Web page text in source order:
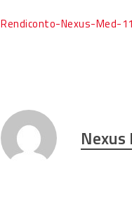
Rendiconto-Nexus-Med-11